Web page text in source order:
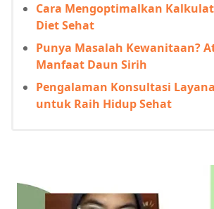
Cara Mengoptimalkan
Diet Sehat
Punya Masalah Kewanitaan?
Manfaat Daun Sirih
Pengalaman Konsultasi
untuk Raih Hidup Sehat